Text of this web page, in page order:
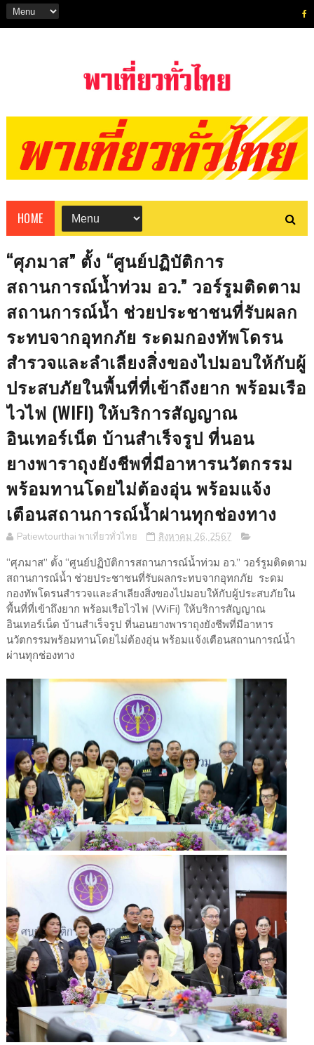
HOME
“ศุภมาส” ตั้ง “ศูนย์ปฏิบัติการ
สถานการณ์น้ำท่วม อว.” วอร์รูมติดตาม
สถานการณ์น้ำ ช่วยประชาชนที่รับผลก
ระทบจากอุทกภัย ระดมกองทัพโดรน
สำรวจและลำเลียงสิ่งของไปมอบให้กับผู้
ประสบภัยในพื้นที่ที่เข้าถึงยาก พร้อมเรือ
ไวไฟ (WIFI) ให้บริการสัญญาณ
อินเทอร์เน็ต บ้านสำเร็จรูป ที่นอน
ยางพาราถุงยังชีพที่มีอาหารนวัตกรรม
พร้อมทานโดยไม่ต้องอุ่น พร้อมแจ้ง
เตือนสถานการณ์น้ำผ่านทุกช่องทาง
Patiewtourthai พาเที่ยวทั่วไทย สิงหาคม 26, 2567
“ศุภมาส” ตั้ง “ศูนย์ปฏิบัติการสถานการณ์น้ำท่วม อว.” วอร์รูมติดตาม
สถานการณ์น้ำ ช่วยประชาชนที่รับผลกระทบจากอุทกภัย ระดม
กองทัพโดรนสำรวจและลำเลียงสิ่งของไปมอบให้กับผู้ประสบภัยใน
พื้นที่ที่เข้าถึงยาก พร้อมเรือไวไฟ (WiFi) ให้บริการสัญญาณ
อินเทอร์เน็ต บ้านสำเร็จรูป ที่นอนยางพาราถุงยังชีพที่มีอาหาร
นวัตกรรมพร้อมทานโดยไม่ต้องอุ่น พร้อมแจ้งเตือนสถานการณ์น้ำ
ผ่านทุกช่องทาง